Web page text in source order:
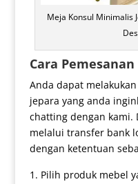
Meja Konsul Minimalis
Cara Pemesanan
Anda dapat
jepara yang anda
chatting dengan kami.
melalui transfer bank
dengan ketentuan
Pilih produk mebel